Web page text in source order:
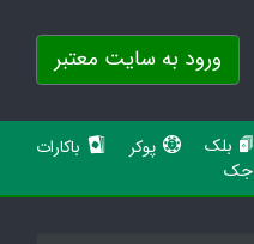
ورود به سایت معتبر
بلک
جک
پوکر باکارات